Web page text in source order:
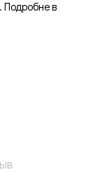
. Подробне в